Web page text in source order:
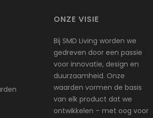
niet worden geretourneerd, zoals
(zoals speciale bestellingen of
en verzorgingsproducten (zoals
ook geen retouren van gevaarlijke
of gassen. Neem gerust
je vragen hebt over je specifieke artikel.
retourzendingen accepteren van
ONZE VISIE
Bij SMD Living worden we
gedreven door een passie
voor innovatie, design en
duurzaamheid. Onze
waarden vormen de basis
van elk product dat we
ontwikkelen – met oog voor